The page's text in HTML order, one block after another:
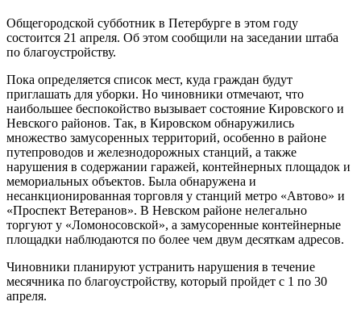
Общегородской субботник в Петербурге в этом году
состоится 21 апреля. Об этом сообщили на заседании штаба
по благоустройству.
Пока определяется список мест, куда граждан будут
приглашать для уборки. Но чиновники отмечают, что
наибольшее беспокойство вызывает состояние Кировского и
Невского районов. Так, в Кировском обнаружились
множество замусоренных территорий, особенно в районе
путепроводов и железнодорожных станций, а также
нарушения в содержании гаражей, контейнерных площадок и
мемориальных объектов. Была обнаружена и
несанкционированная торговля у станций метро «Автово» и
«Проспект Ветеранов». В Невском районе нелегально
торгуют у «Ломоносовской», а замусоренные контейнерные
площадки наблюдаются по более чем двум десяткам адресов.
Чиновники планируют устранить нарушения в течение
месячника по благоустройству, который пройдет с 1 по 30
апреля.